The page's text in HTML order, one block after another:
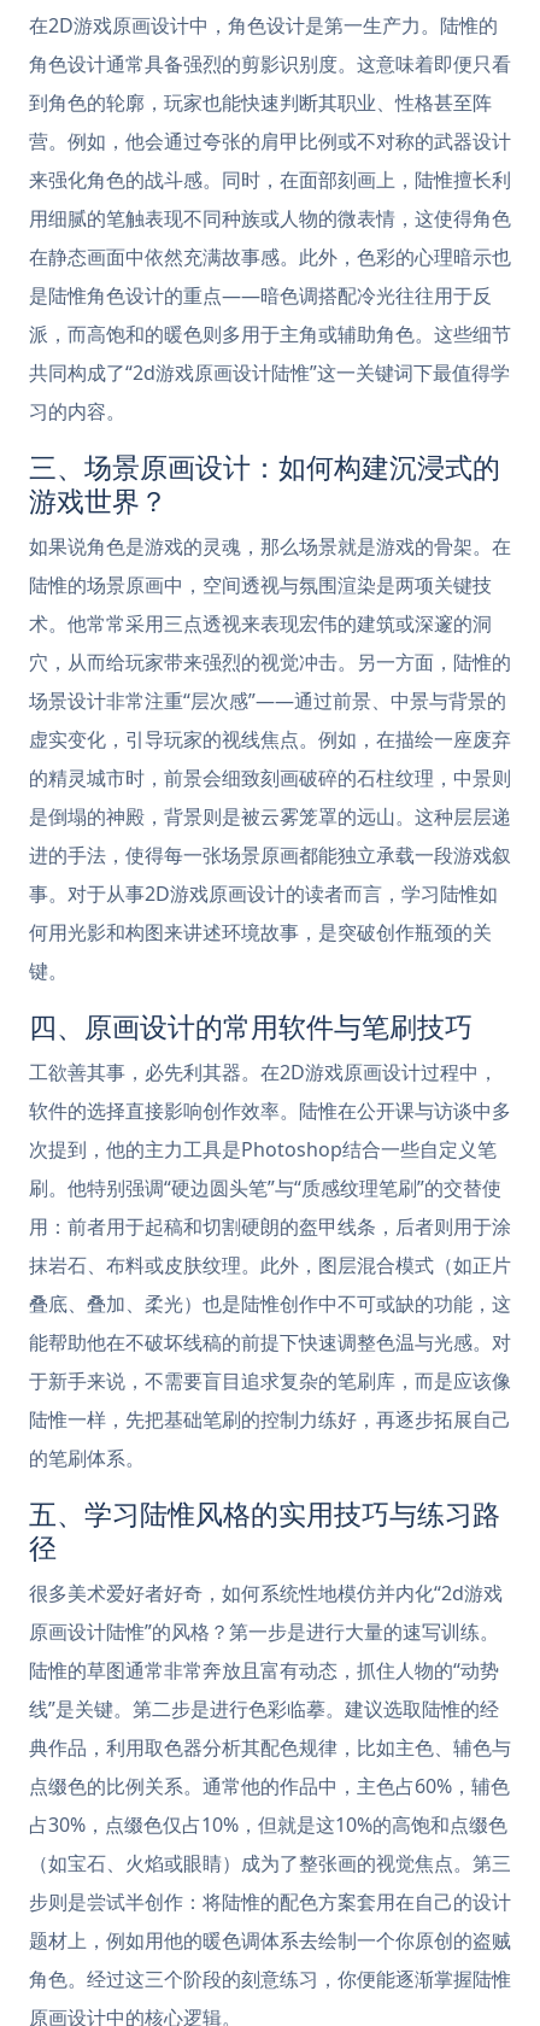
在2D游戏原画设计中，角色设计是第一生产力。陆惟的
角色设计通常具备强烈的剪影识别度。这意味着即便只看
到角色的轮廓，玩家也能快速判断其职业、性格甚至阵
营。例如，他会通过夸张的肩甲比例或不对称的武器设计
来强化角色的战斗感。同时，在面部刻画上，陆惟擅长利
用细腻的笔触表现不同种族或人物的微表情，这使得角色
在静态画面中依然充满故事感。此外，色彩的心理暗示也
是陆惟角色设计的重点——暗色调搭配冷光往往用于反
派，而高饱和的暖色则多用于主角或辅助角色。这些细节
共同构成了“2d游戏原画设计陆惟”这一关键词下最值得学
习的内容。
三、场景原画设计：如何构建沉浸式的
游戏世界？
如果说角色是游戏的灵魂，那么场景就是游戏的骨架。在
陆惟的场景原画中，空间透视与氛围渲染是两项关键技
术。他常常采用三点透视来表现宏伟的建筑或深邃的洞
穴，从而给玩家带来强烈的视觉冲击。另一方面，陆惟的
场景设计非常注重“层次感”——通过前景、中景与背景的
虚实变化，引导玩家的视线焦点。例如，在描绘一座废弃
的精灵城市时，前景会细致刻画破碎的石柱纹理，中景则
是倒塌的神殿，背景则是被云雾笼罩的远山。这种层层递
进的手法，使得每一张场景原画都能独立承载一段游戏叙
事。对于从事2D游戏原画设计的读者而言，学习陆惟如
何用光影和构图来讲述环境故事，是突破创作瓶颈的关
键。
四、原画设计的常用软件与笔刷技巧
工欲善其事，必先利其器。在2D游戏原画设计过程中，
软件的选择直接影响创作效率。陆惟在公开课与访谈中多
次提到，他的主力工具是Photoshop结合一些自定义笔
刷。他特别强调“硬边圆头笔”与“质感纹理笔刷”的交替使
用：前者用于起稿和切割硬朗的盔甲线条，后者则用于涂
抹岩石、布料或皮肤纹理。此外，图层混合模式（如正片
叠底、叠加、柔光）也是陆惟创作中不可或缺的功能，这
能帮助他在不破坏线稿的前提下快速调整色温与光感。对
于新手来说，不需要盲目追求复杂的笔刷库，而是应该像
陆惟一样，先把基础笔刷的控制力练好，再逐步拓展自己
的笔刷体系。
五、学习陆惟风格的实用技巧与练习路
径
很多美术爱好者好奇，如何系统性地模仿并内化“2d游戏
原画设计陆惟”的风格？第一步是进行大量的速写训练。
陆惟的草图通常非常奔放且富有动态，抓住人物的“动势
线”是关键。第二步是进行色彩临摹。建议选取陆惟的经
典作品，利用取色器分析其配色规律，比如主色、辅色与
点缀色的比例关系。通常他的作品中，主色占60%，辅色
占30%，点缀色仅占10%，但就是这10%的高饱和点缀色
（如宝石、火焰或眼睛）成为了整张画的视觉焦点。第三
步则是尝试半创作：将陆惟的配色方案套用在自己的设计
题材上，例如用他的暖色调体系去绘制一个你原创的盗贼
角色。经过这三个阶段的刻意练习，你便能逐渐掌握陆惟
原画设计中的核心逻辑。